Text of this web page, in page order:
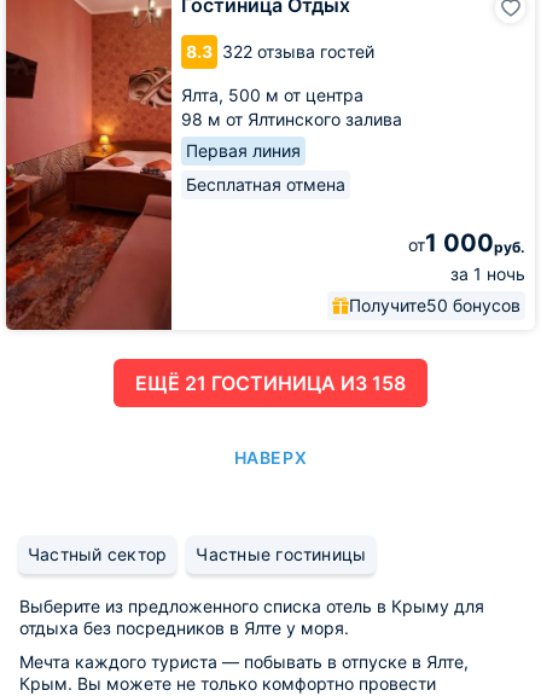
8.3 322 отзыва гостей
Ялта, 500 м от центра
98 м от Ялтинского залива
Первая линия
Бесплатная отмена
от1 000руб.
за 1 ночь
Получите50 бонусов
ЕЩË 21 ГОСТИНИЦА ИЗ 158
НАВЕРХ
Частный сектор Частные гостиницы
Выберите из предложенного списка отель в Крыму для
отдыха без посредников в Ялте у моря.
Мечта каждого туриста — побывать в отпуске в Ялте,
Крым. Вы можете не только комфортно провести